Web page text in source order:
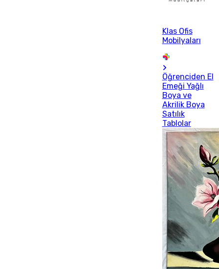
Klas Ofis
Mobilyaları
Öğrenciden El
Emeği Yağlı
Boya ve
Akrilik Boya
Satılık
Tablolar